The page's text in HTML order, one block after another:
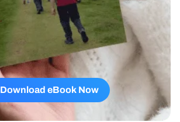
Download eBook Now